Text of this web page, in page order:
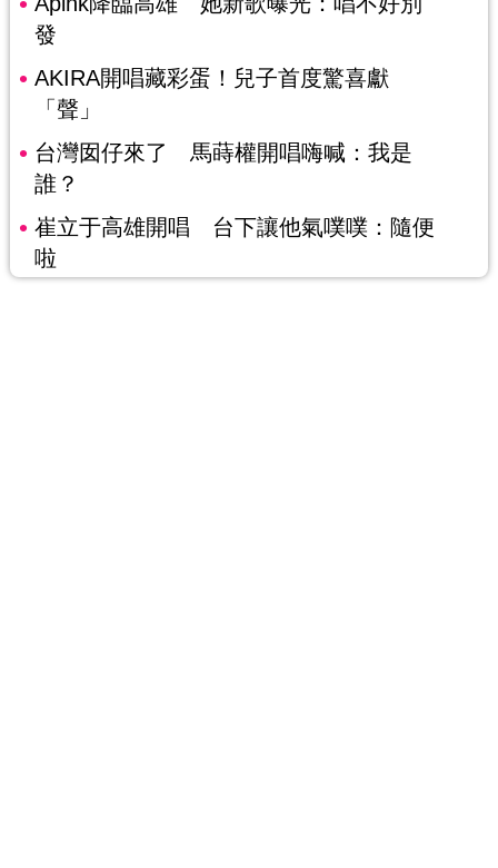
發
AKIRA開唱藏彩蛋！兒子首度驚喜獻
「聲」
台灣囡仔來了 馬蒔權開唱嗨喊：我是
誰？
崔立于高雄開唱 台下讓他氣噗噗：隨便
啦